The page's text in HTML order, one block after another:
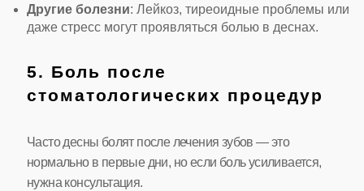
Другие болезни: Лейкоз, тиреоидные проблемы или
даже стресс могут проявляться болью в деснах.
5. Боль после
стоматологических процедур
Часто десны болят после лечения зубов — это
нормально в первые дни, но если боль усиливается,
нужна консультация.